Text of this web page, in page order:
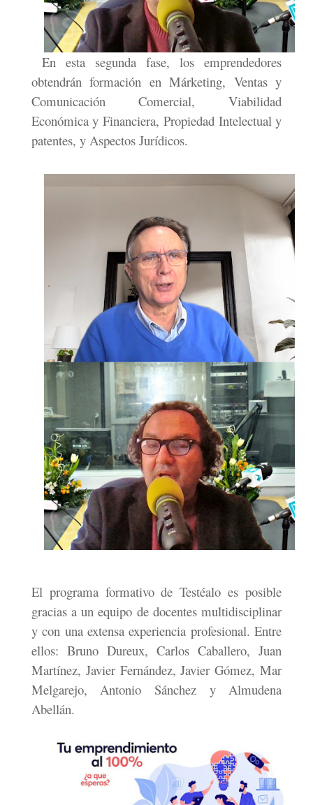
En esta segunda fase, los emprendedores
obtendrán formación en Márketing, Ventas y
Comunicación Comercial, Viabilidad
Económica y Financiera, Propiedad Intelectual y
patentes, y Aspectos Jurídicos.
El programa formativo de Testéalo es posible
gracias a un equipo de docentes multidisciplinar
y con una extensa experiencia profesional. Entre
ellos: Bruno Dureux, Carlos Caballero, Juan
Martínez, Javier Fernández, Javier Gómez, Mar
Melgarejo, Antonio Sánchez y Almudena
Abellán.